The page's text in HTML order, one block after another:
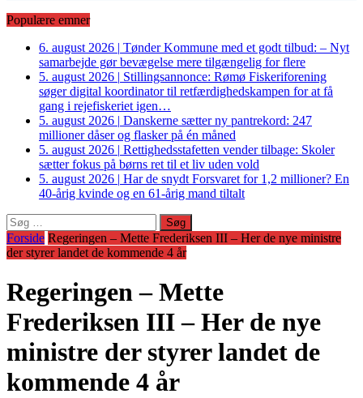
Populære emner
6. august 2026 | Tønder Kommune med et godt tilbud: – Nyt
samarbejde gør bevægelse mere tilgængelig for flere
5. august 2026 | Stillingsannonce: Rømø Fiskeriforening
søger digital koordinator til retfærdighedskampen for at få
gang i rejefiskeriet igen…
5. august 2026 | Danskerne sætter ny pantrekord: 247
millioner dåser og flasker på én måned
5. august 2026 | Rettighedsstafetten vender tilbage: Skoler
sætter fokus på børns ret til et liv uden vold
5. august 2026 | Har de snydt Forsvaret for 1,2 millioner? En
40-årig kvinde og en 61-årig mand tiltalt
Søg
efter:
Forside Regeringen – Mette Frederiksen III – Her de nye ministre
der styrer landet de kommende 4 år
Regeringen – Mette
Frederiksen III – Her de nye
ministre der styrer landet de
kommende 4 år